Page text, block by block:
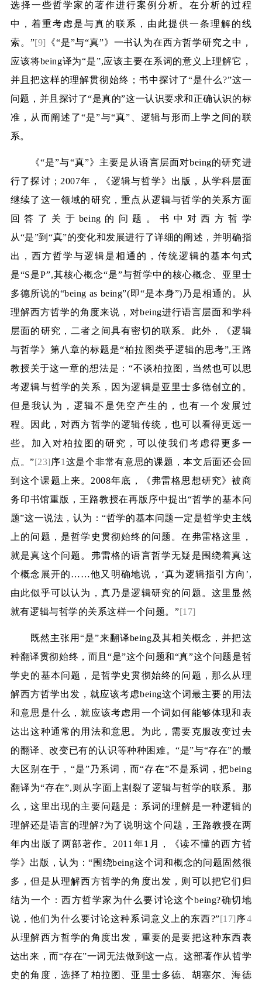
选择一些哲学家的著作进行案例分析。在分析的过程
中，着重考虑是与真的联系，由此提供一条理解的线
索。”[9]
《“是”与“真”》一书认为在西方哲学研究之中，
应该将being译为“是”,应该主要在系词的意义上理解它，
并且把这样的理解贯彻始终；书中探讨了“是什么?”这一
问题，并且探讨了“是真的”这一认识要求和正确认识的标
准，从而阐述了“是”与“真”、逻辑与形而上学之间的联
系。
《“是”与“真”》主要是从语言层面对being的研究进
行了探讨； 2007年，《逻辑与哲学》出版，从学科层面
继续了这一领域的研究，重点从逻辑与哲学的关系方面
回答了关于 being 的问题。书中对西方哲学
从“是”到“真”的变化和发展进行了详细的阐述，并明确指
出，西方哲学与逻辑是相通的，传统逻辑的基本句式
是“S是P”,其核心概念“是”与哲学中的核心概念、亚里士
多德所说的“being as being”(即“是本身”)乃是相通的。从
理解西方哲学的角度来说，对being进行语言层面和学科
层面的研究，二者之间具有密切的联系。此外，《逻辑
与哲学》第八章的标题是“柏拉图类乎逻辑的思考”,王路
教授关于这一章的想法是：“不谈柏拉图，当然也可以思
考逻辑与哲学的关系，因为逻辑是亚里士多德创立的。
但是我认为，逻辑不是凭空产生的，也有一个发展过
程。因此，对西方哲学的逻辑传统，也可以看得更远一
些。加入对柏拉图的研究，可以使我们考虑得更多一
点。”[23] 序1 这是个非常有意思的课题，本文后面还会回
到这个课题上来。 2008年底，《弗雷格思想研究》被商
务印书馆重版，王路教授在再版序中提出“哲学的基本问
题”这一说法，认为：“哲学的基本问题一定是哲学史主线
上的问题，是哲学史贯彻始终的问题。在弗雷格这里，
就是真这个问题。弗雷格的语言哲学无疑是围绕着真这
个概念展开的……他又明确地说，‘真为逻辑指引方向’,
由此似乎可以认为，真乃是逻辑研究的问题。这里显然
就有逻辑与哲学的关系这样一个问题。”[17]
既然主张用“是”来翻译being及其相关概念，并把这
种翻译贯彻始终，而且“是”这个问题和“真”这个问题是哲
学史的基本问题，是哲学史贯彻始终的问题，那么从理
解西方哲学出发，就应该考虑being这个词最主要的用法
和意思是什么，就应该考虑用一个词如何能够体现和表
达出这种通常的用法和意思。为此，需要克服改变过去
的翻译、改变已有的认识等种种困难。“是”与“存在”的最
大区别在于，“是”乃系词，而“存在”不是系词，把being
翻译为“存在”, 则从字面上割裂了逻辑与哲学的联系。那
么，这里出现的主要问题是：系词的理解是一种逻辑的
理解还是语言的理解?为了说明这个问题，王路教授在两
年内出版了两部著作。 2011 年1 月，《读不懂的西方哲
学》出版，认为：“围绕being这个词和概念的问题固然很
多，但是从理解西方哲学的角度出发，则可以把它们归
结为一个：西方哲学家为什么要讨论这个being?确切地
说，他们为什么要讨论这种系词意义上的东西?”[17] 序4
从理解西方哲学的角度出发，重要的是要把这种东西表
达出来，而“存在”一词无法做到这一点。这部著作从哲学
史的角度，选择了柏拉图、亚里士多德、胡塞尔、海德